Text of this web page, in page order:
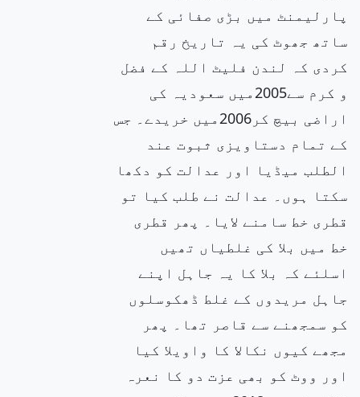
پارلیمنٹ میں بڑی صفائی کے
ساتھ جھوٹ کی یہ تاریخ رقم
کردی کہ لندن فلیٹ اللہ کے فضل
و کرم سے2005میں سعودیہ کی
اراضی بیچ کر2006میں خریدے۔ جس
کے تمام دستاویزی ثبوت عند
الطلب میڈیا اور عدالت کو دکھا
سکتا ہوں۔ عدالت نے طلب کیا تو
قطری خط سامنے لایا۔ پھر قطری
خط میں بلا کی غلطیاں تھیں
اسلئے کہ بلا کا یہ جاہل اپنے
جاہل مریدوں کے غلط ڈھکوسلوں
کو سمجھنے سے قاصر تھا۔ پھر
مجھے کیوں نکالا کا واویلا کیا
اور ووٹ کو بھی عزت دو کا نعرہ